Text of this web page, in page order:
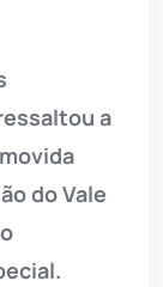
a
do Vale